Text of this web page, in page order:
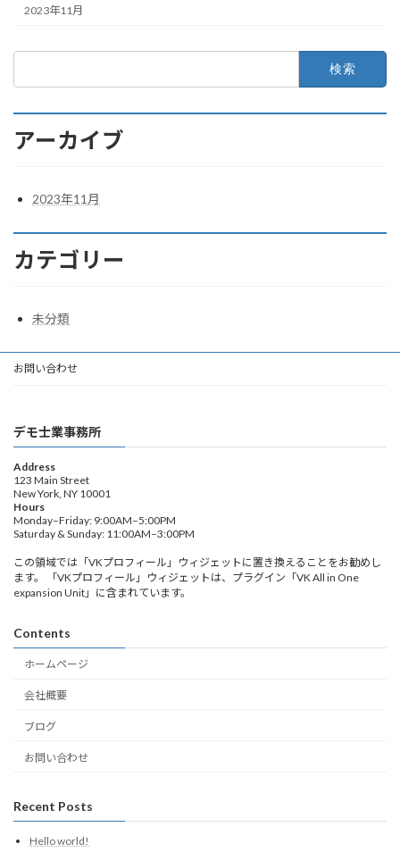
2023年11月
アーカイブ
2023年11月
カテゴリー
未分類
お問い合わせ
デモ士業事務所
Address
123 Main Street
New York, NY 10001
Hours
Monday–Friday: 9:00AM–5:00PM
Saturday & Sunday: 11:00AM–3:00PM
この領域では「VKプロフィール」ウィジェットに置き換えることをお勧めし
ます。 「VKプロフィール」ウィジェットは、プラグイン「VK All in One
expansion Unit」に含まれています。
Contents
ホームページ
会社概要
ブログ
お問い合わせ
Recent Posts
Hello world!